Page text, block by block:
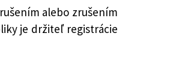
alebo zrušením
je držiteľ registrácie